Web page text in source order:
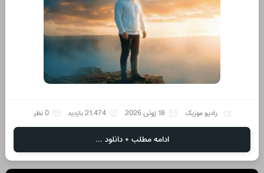
رادیو موزیک 18 ژوئن 2026 21,474 بازدید 0 نظر
ادامه مطلب + دانلود ...